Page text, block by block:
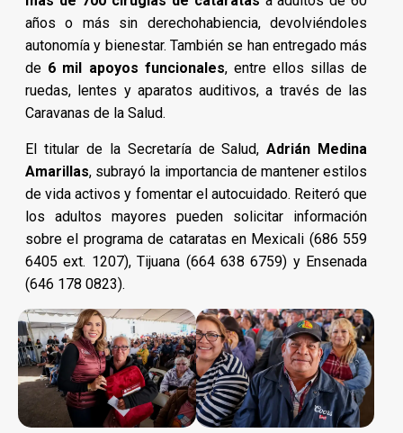
años o más sin derechohabiencia, devolviéndoles
autonomía y bienestar. También se han entregado más
de 6 mil apoyos funcionales, entre ellos sillas de
ruedas, lentes y aparatos auditivos, a través de las
Caravanas de la Salud.
El titular de la Secretaría de Salud,Adrián Medina
Amarillas, subrayó la importancia de mantener estilos
de vida activos y fomentar el autocuidado. Reiteró que
los adultos mayores pueden solicitar información
sobre el programa de cataratas en Mexicali (686 559
6405 ext. 1207), Tijuana (664 638 6759) y Ensenada
(646 178 0823).